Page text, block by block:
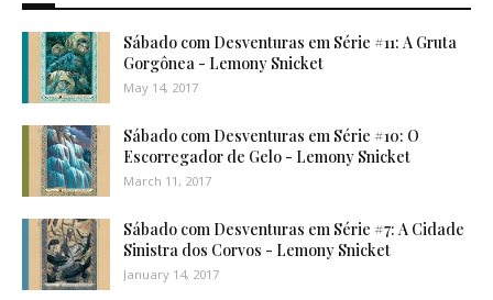
Sábado com Desventuras em Série #11: A Gruta
Gorgônea - Lemony Snicket
May 14, 2017
Sábado com Desventuras em Série #10: O
Escorregador de Gelo - Lemony Snicket
March 11, 2017
Sábado com Desventuras em Série #7: A Cidade
Sinistra dos Corvos - Lemony Snicket
January 14, 2017